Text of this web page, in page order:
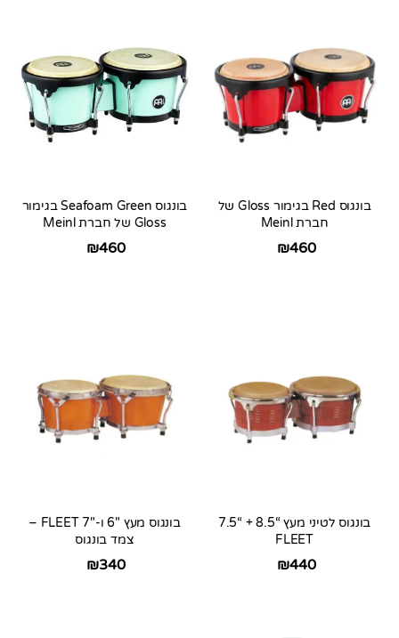
בונגוס Red בגימור Gloss של
חברת Meinl
₪460
בונגוס Seafoam Green בגימור
Gloss של חברת Meinl
₪460
בונגוס לטיני מעץ “8.5 + “7.5
FLEET
₪440
בונגוס מעץ 6″ ו-7″ FLEET –
צמד בונגוס
₪340